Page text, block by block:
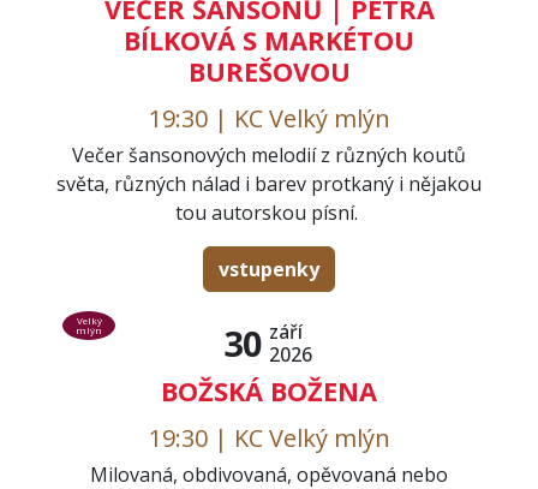
VEČER ŠANSONŮ | PETRA
BÍLKOVÁ S MARKÉTOU
BUREŠOVOU
19:30 | KC Velký mlýn
Večer šansonových melodií z různých koutů
světa, různých nálad i barev protkaný i nějakou
tou autorskou písní.
vstupenky
30 září
2026
BOŽSKÁ BOŽENA
Velký
mlýn
19:30 | KC Velký mlýn
Milovaná, obdivovaná, opěvovaná nebo